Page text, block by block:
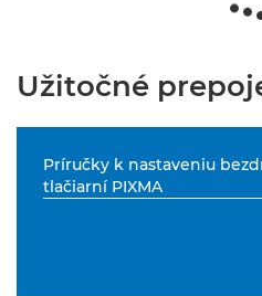
Užitočné
Príručky k nastaveniu
tlačiarní PIXMA